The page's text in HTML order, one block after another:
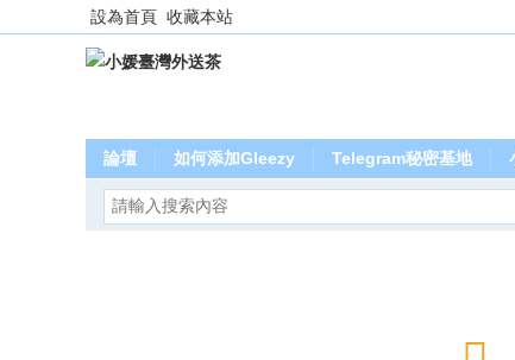
設為首頁 收藏本站
論壇 如何添加Gleezy Telegram秘密基地